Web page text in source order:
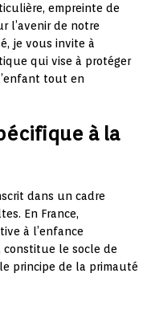
empreinte de
l’avenir de notre
je vous invite à
qui vise à protéger
tout en
à la
dans un cadre
En France,
à l’enfance
constitue le socle de
principe de la primauté